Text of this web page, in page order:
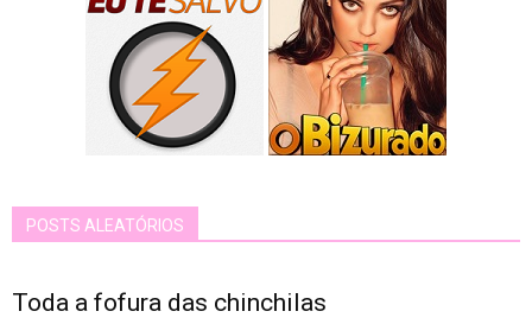
POSTS ALEATÓRIOS
Toda a fofura das chinchilas